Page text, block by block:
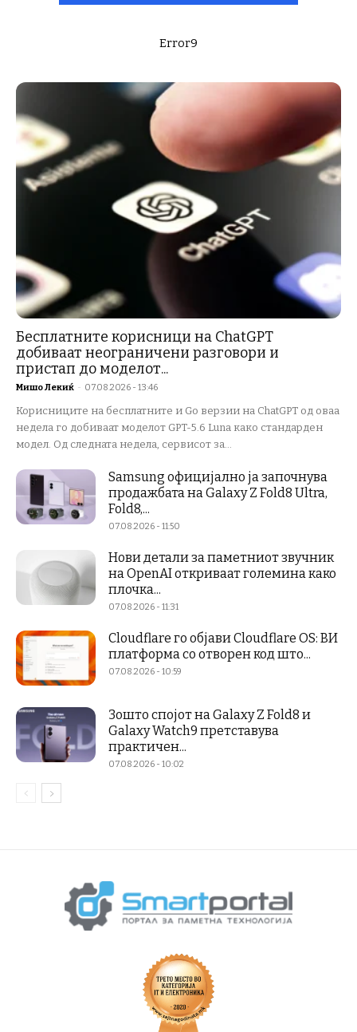
Error9
Бесплатните корисници на ChatGPT
добиваат неограничени разговори и
пристап до моделот...
Мишо Лекиќ - 07.08.2026 - 13:46
Корисниците на бесплатните и Go верзии на ChatGPT од оваа
недела го добиваат моделот GPT-5.6 Luna како стандарден
модел. Од следната недела, сервисот за...
Samsung официјално ја започнува
продажбата на Galaxy Z Fold8 Ultra,
Fold8,...
07.08.2026 - 11:50
Нови детали за паметниот звучник
на OpenAI откриваат големина како
плочка...
07.08.2026 - 11:31
Cloudflare го објави Cloudflare OS: ВИ
платформа со отворен код што...
07.08.2026 - 10:59
Зошто спојот на Galaxy Z Fold8 и
Galaxy Watch9 претставува
практичен...
07.08.2026 - 10:02